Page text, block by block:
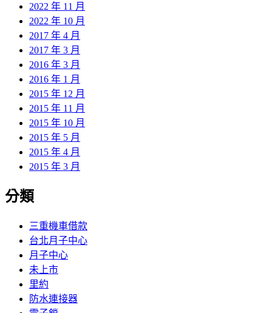
2022 年 11 月
2022 年 10 月
2017 年 4 月
2017 年 3 月
2016 年 3 月
2016 年 1 月
2015 年 12 月
2015 年 11 月
2015 年 10 月
2015 年 5 月
2015 年 4 月
2015 年 3 月
分類
三重機車借款
台北月子中心
月子中心
未上市
里約
防水連接器